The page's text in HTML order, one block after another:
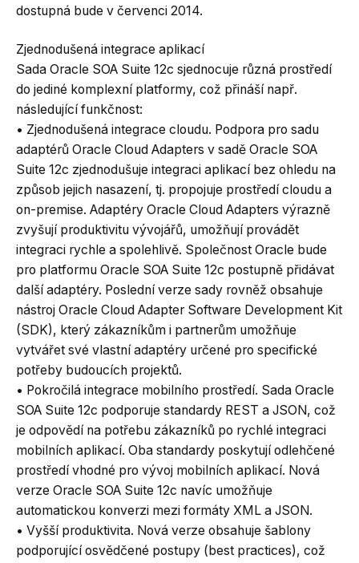
dostupná bude v červenci 2014.
Zjednodušená integrace aplikací
Sada Oracle SOA Suite 12c sjednocuje různá prostředí
do jediné komplexní platformy, což přináší např.
následující funkčnost:
• Zjednodušená integrace cloudu. Podpora pro sadu
adaptérů Oracle Cloud Adapters v sadě Oracle SOA
Suite 12c zjednodušuje integraci aplikací bez ohledu na
způsob jejich nasazení, tj. propojuje prostředí cloudu a
on-premise. Adaptéry Oracle Cloud Adapters výrazně
zvyšují produktivitu vývojářů, umožňují provádět
integraci rychle a spolehlivě. Společnost Oracle bude
pro platformu Oracle SOA Suite 12c postupně přidávat
další adaptéry. Poslední verze sady rovněž obsahuje
nástroj Oracle Cloud Adapter Software Development Kit
(SDK), který zákazníkům i partnerům umožňuje
vytvářet své vlastní adaptéry určené pro specifické
potřeby budoucích projektů.
• Pokročilá integrace mobilního prostředí. Sada Oracle
SOA Suite 12c podporuje standardy REST a JSON, což
je odpovědí na potřebu zákazníků po rychlé integraci
mobilních aplikací. Oba standardy poskytují odlehčené
prostředí vhodné pro vývoj mobilních aplikací. Nová
verze Oracle SOA Suite 12c navíc umožňuje
automatickou konverzi mezi formáty XML a JSON.
• Vyšší produktivita. Nová verze obsahuje šablony
podporující osvědčené postupy (best practices), což